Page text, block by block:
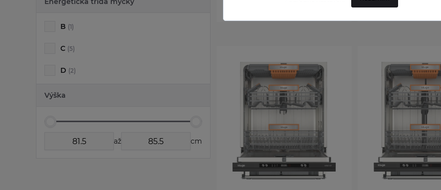
B (1)
C (5)
D (2)
Výška
až cm
21 990 Kč